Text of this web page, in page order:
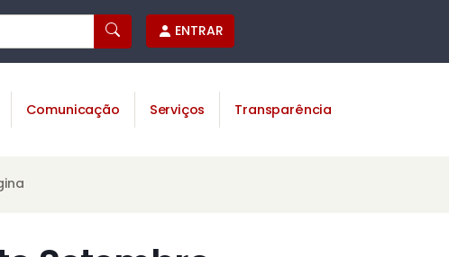
ENTRAR
Comunicação Serviços Transparência